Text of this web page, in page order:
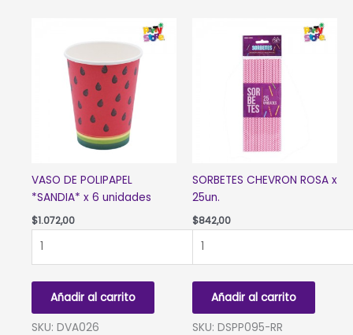
cantidad
VASO DE POLIPAPEL
*SANDIA* x 6 unidades
$1.072,00
DE
*SANDIA*
6
Añadir al carrito
SKU: DVA026
SORBETES CHEVRON ROSA x
25un.
$842,00
CHEVRON
25un.
cantidad
Añadir al carrito
SKU: DSPP095-RR